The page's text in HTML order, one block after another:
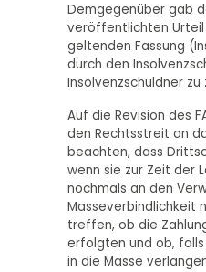
Demgegenüber gab
veröffentlichten Urteil
geltenden Fassung
durch den
Insolvenzschuldner zu
Auf die Revision des
den Rechtsstreit an
beachten, dass
wenn sie zur Zeit der
nochmals an den
Masseverbindlichkeit
treffen, ob die
erfolgten und ob,
in die Masse